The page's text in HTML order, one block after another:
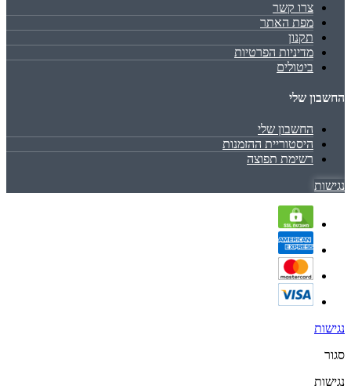
צרו קשר
מפת האתר
תקנון
מדיניות הפרטיות
ביטולים
החשבון שלי
החשבון שלי
היסטוריית ההזמנות
רשימת תפוצה
נגישות
נגישות
סגור
נגישות